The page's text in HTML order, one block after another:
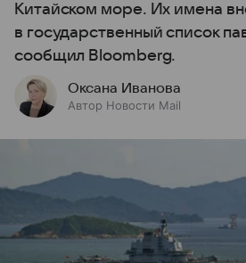
Китайском море. Их имена
в государственный список
сообщил Bloomberg.
Оксана Иванова
Автор Новости Mail